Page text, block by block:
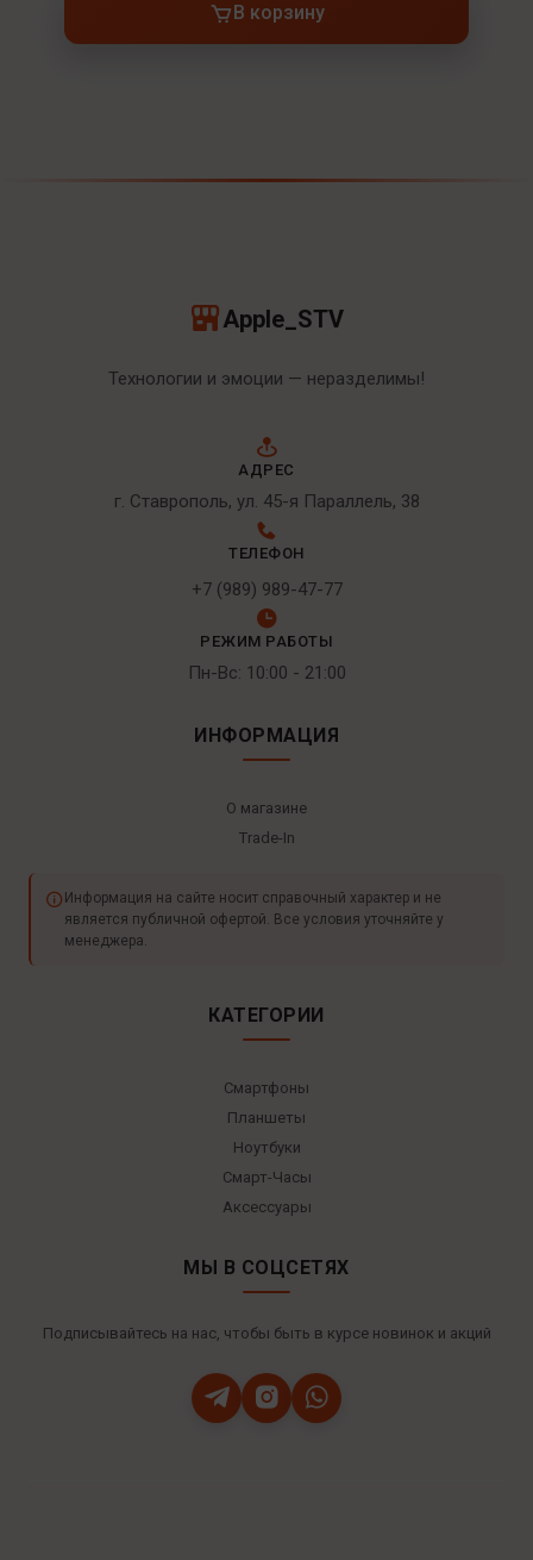
В корзину
Apple_STV
Технологии и эмоции — неразделимы!
АДРЕС
г. Ставрополь, ул. 45-я Параллель, 38
ТЕЛЕФОН
+7 (989) 989-47-77
РЕЖИМ РАБОТЫ
Пн-Вс: 10:00 - 21:00
ИНФОРМАЦИЯ
О магазине
Trade-In
Информация на сайте носит справочный характер и не
является публичной офертой. Все условия уточняйте у
менеджера.
КАТЕГОРИИ
Смартфоны
Планшеты
Ноутбуки
Смарт-Часы
Аксессуары
МЫ В СОЦСЕТЯХ
Подписывайтесь на нас, чтобы быть в курсе новинок и акций